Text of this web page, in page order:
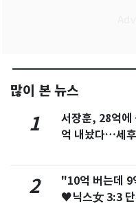
많이 본 뉴스
1
서장훈, 28억에
억 내놨다…세
2
"10억 버는데
♥닉스女 3:3 단